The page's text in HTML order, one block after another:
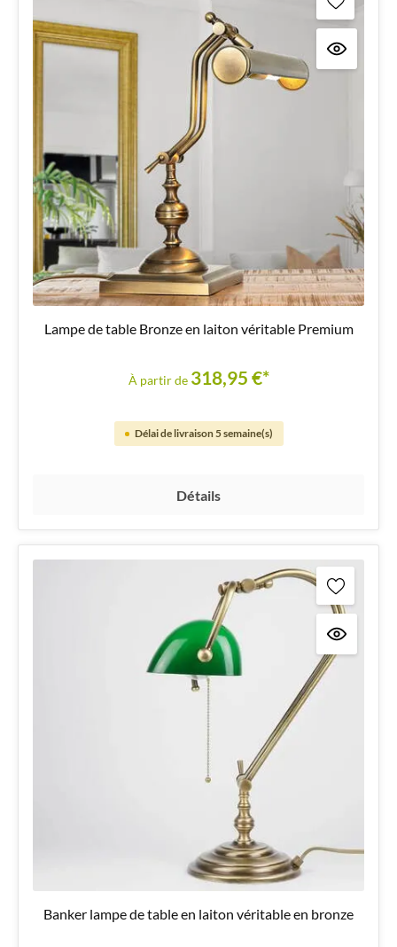
Lampe de table Bronze en laiton véritable Premium
À partir de 318,95 €*
Délai de livraison 5 semaine(s)
Détails
Banker lampe de table en laiton véritable en bronze